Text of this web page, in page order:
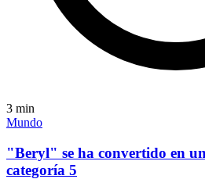
3 min
Mundo
"Beryl" se ha convertido en
categoría 5